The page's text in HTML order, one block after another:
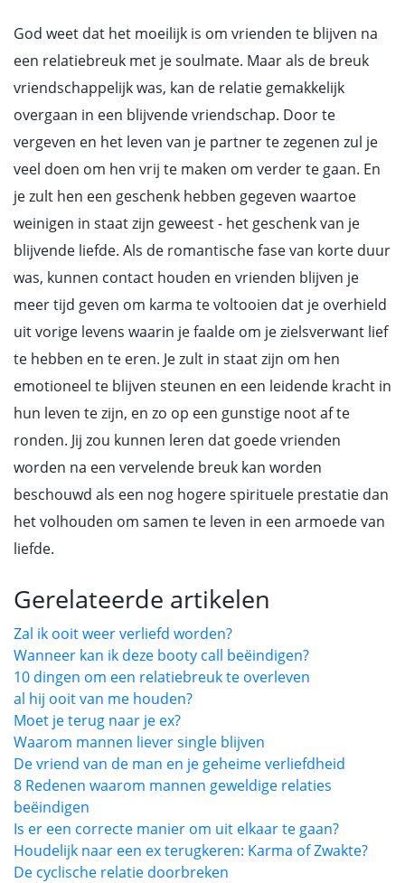
God weet dat het moeilijk is om vrienden te blijven na
een relatiebreuk met je soulmate. Maar als de breuk
vriendschappelijk was, kan de relatie gemakkelijk
overgaan in een blijvende vriendschap. Door te
vergeven en het leven van je partner te zegenen zul je
veel doen om hen vrij te maken om verder te gaan. En
je zult hen een geschenk hebben gegeven waartoe
weinigen in staat zijn geweest - het geschenk van je
blijvende liefde. Als de romantische fase van korte duur
was, kunnen contact houden en vrienden blijven je
meer tijd geven om karma te voltooien dat je overhield
uit vorige levens waarin je faalde om je zielsverwant lief
te hebben en te eren. Je zult in staat zijn om hen
emotioneel te blijven steunen en een leidende kracht in
hun leven te zijn, en zo op een gunstige noot af te
ronden. Jij zou kunnen leren dat goede vrienden
worden na een vervelende breuk kan worden
beschouwd als een nog hogere spirituele prestatie dan
het volhouden om samen te leven in een armoede van
liefde.
Gerelateerde artikelen
Zal ik ooit weer verliefd worden?
Wanneer kan ik deze booty call beëindigen?
10 dingen om een relatiebreuk te overleven
al hij ooit van me houden?
Moet je terug naar je ex?
Waarom mannen liever single blijven
De vriend van de man en je geheime verliefdheid
8 Redenen waarom mannen geweldige relaties
beëindigen
Is er een correcte manier om uit elkaar te gaan?
Houdelijk naar een ex terugkeren: Karma of Zwakte?
De cyclische relatie doorbreken